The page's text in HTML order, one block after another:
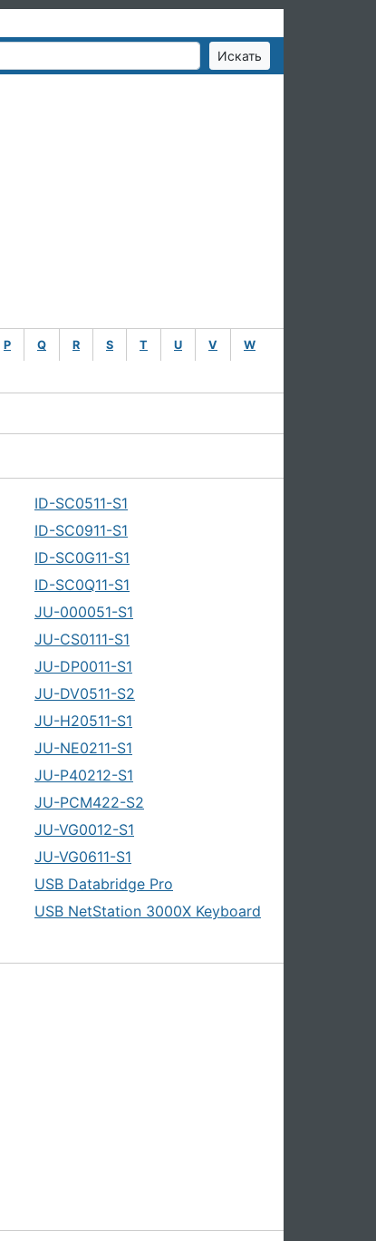
P Q R S T U V W
ID-SC0511-S1
ID-SC0911-S1
ID-SC0G11-S1
ID-SC0Q11-S1
JU-000051-S1
JU-CS0111-S1
JU-DP0011-S1
JU-DV0511-S2
JU-H20511-S1
JU-NE0211-S1
JU-P40212-S1
JU-PCM422-S2
JU-VG0012-S1
JU-VG0611-S1
USB Databridge Pro
USB NetStation 3000X Keyboard